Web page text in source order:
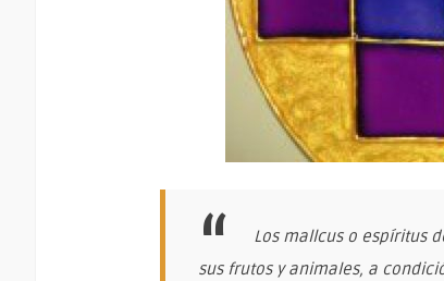
Los mallcus o espíritus
sus frutos y animales, a